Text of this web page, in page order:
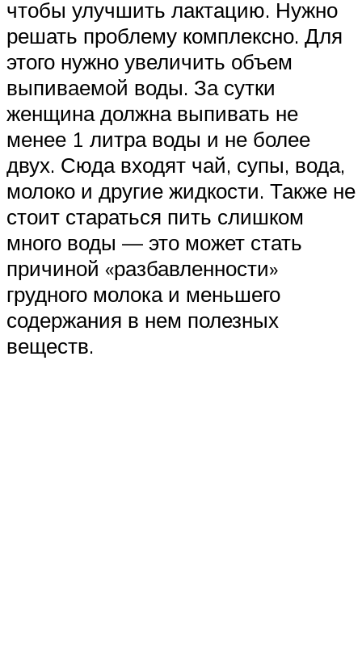
чтобы улучшить лактацию. Нужно
решать проблему комплексно. Для
этого нужно увеличить объем
выпиваемой воды. За сутки
женщина должна выпивать не
менее 1 литра воды и не более
двух. Сюда входят чай, супы, вода,
молоко и другие жидкости. Также не
стоит стараться пить слишком
много воды — это может стать
причиной «разбавленности»
грудного молока и меньшего
содержания в нем полезных
веществ.